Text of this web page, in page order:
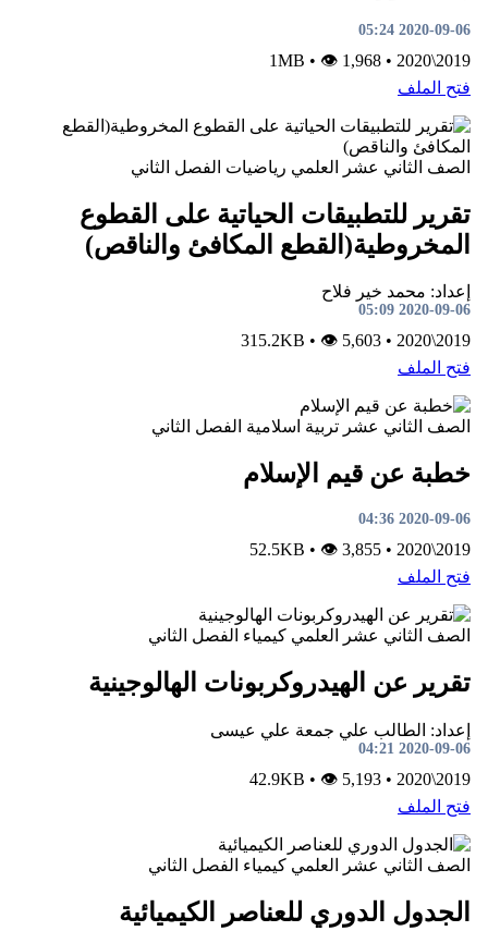
2020-09-06 05:24
2019\2020
•
1MB
•👁 1,968
فتح الملف
الصف الثاني عشر العلمي رياضيات الفصل الثاني
تقرير للتطبيقات الحياتية على القطوع
المخروطية(القطع المكافئ والناقص)
إعداد: محمد خير فلاح
2020-09-06 05:09
2019\2020
•
315.2KB
•👁 5,603
فتح الملف
الصف الثاني عشر تربية اسلامية الفصل الثاني
خطبة عن قيم الإسلام
2020-09-06 04:36
2019\2020
•
52.5KB
•👁 3,855
فتح الملف
الصف الثاني عشر العلمي كيمياء الفصل الثاني
تقرير عن الهيدروكربونات الهالوجينية
إعداد: الطالب علي جمعة علي عيسى
2020-09-06 04:21
2019\2020
•
42.9KB
•👁 5,193
فتح الملف
الصف الثاني عشر العلمي كيمياء الفصل الثاني
الجدول الدوري للعناصر الكيميائية